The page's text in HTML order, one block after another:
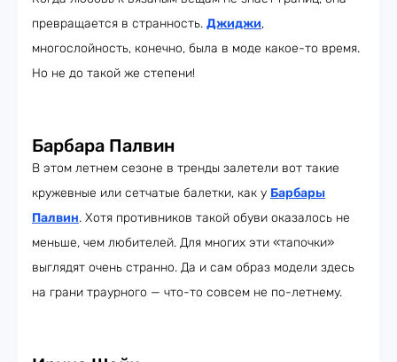
превращается в странность. Джиджи,
многослойность, конечно, была в моде какое-то время.
Но не до такой же степени!
Барбара Палвин
В этом летнем сезоне в тренды залетели вот такие
кружевные или сетчатые балетки, как у Барбары
Палвин. Хотя противников такой обуви оказалось не
меньше, чем любителей. Для многих эти «тапочки»
выглядят очень странно. Да и сам образ модели здесь
на грани траурного — что-то совсем не по-летнему.